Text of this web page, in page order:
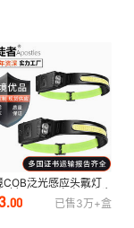
COB泛光感应头戴灯
骑行灯USB充电夜跑步
强光头灯
.00 已售3万+盒